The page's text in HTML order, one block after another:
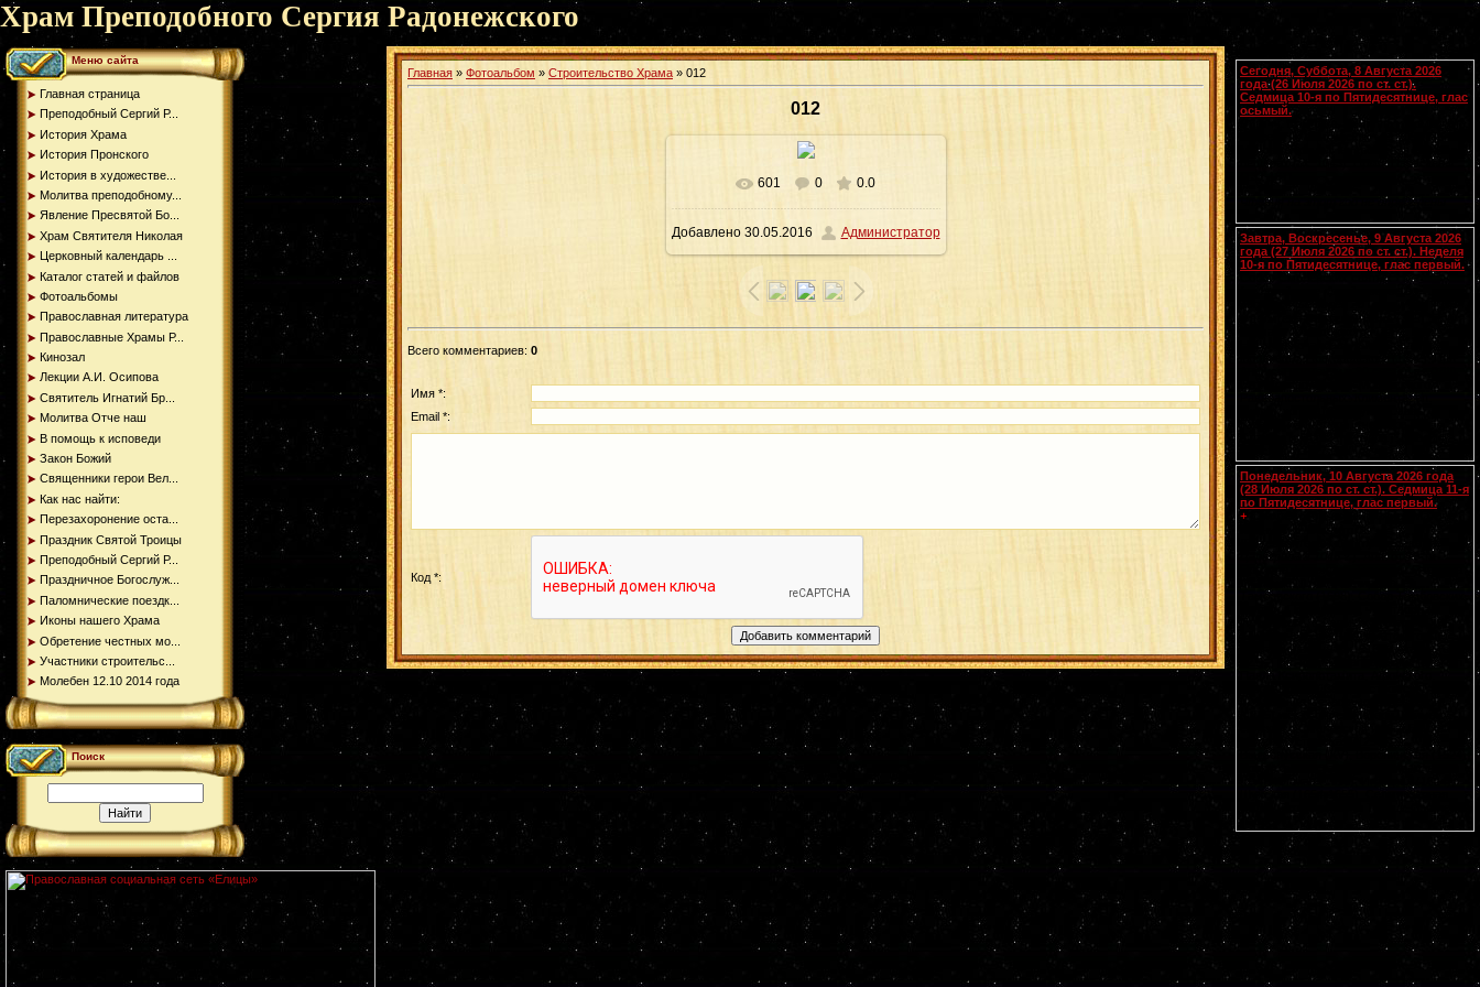
Храм Преподобного Сергия Радонежского
Меню сайта
Главная страница
Преподобный Сергий Р...
История Храма
История Пронского
История в художестве...
Молитва преподобному...
Явление Пресвятой Бо...
Храм Святителя Николая
Церковный календарь ...
Каталог статей и файлов
Фотоальбомы
Православная литература
Православные Храмы Р...
Кинозал
Лекции А.И. Осипова
Святитель Игнатий Бр...
Молитва Отче наш
В помощь к исповеди
Закон Божий
Священники герои Вел...
Как нас найти:
Перезахоронение оста...
Праздник Святой Троицы
Преподобный Сергий Р...
Праздничное Богослуж...
Паломнические поездк...
Иконы нашего Храма
Обретение честных мо...
Участники строительс...
Молебен 12.10 2014 года
Поиск
Главная » Фотоальбом » Строительство Храма » 012
012
В реальном размере 1600x1065
394.2Kb
601 0 0.0
Добавлено30.05.2016 Администратор
Всего комментариев: 0
Имя *:
Email *:
Код *:
Сегодня, Суббота, 8 Августа 2026
года (26 Июля 2026 по ст. ст.).
Седмица 10-я по Пятидесятнице, глас
осьмый.
Сщмчч. Ермолая, Ермиппа и Ермократа,
иереев Никомидийских (ок. 305). Прп.
Моисея Угрина, Печерского, в Ближних
пещерах (ок. 1043). Прмц. Параскевы
Чтения на этот год не определены
Завтра, Воскресенье, 9 Августа 2026
года (27 Июля 2026 по ст. ст.). Неделя
10-я по Пятидесятнице, глас первый.
Собор Смоленских святых
[.:]
Пантелеимона
Германа Аляскинского (1837). Блж.
Николая Кочанова, Христа ради
юродивого, Новгородского (1392). Прп.
Равноапостольных: Климента, еп.
Горазда и Ангеляра, учеников свв.
Кирилла и Мефодия (Болг.
Христодула (1777) (
Греч.
Понедельник, 10 Августа 2026 года
(28 Июля 2026 по ст. ст.). Седмица 11-я
по Пятидесятнице, глас первый.
+
Смоленской
иконы Божией Матери,
именуемой Одигитрия
(Путеводительница) (
принесена из
Царьграда в 1046 г.
). Апп. от 70-ти
диаконов (I). Свт. Питирима, еп.
Тамбовского (1698). Собор Тамбовских
Печерского, в Дальних пещерах (XIII-
XIV). Мчч. Иулиана Далматского (II),
Евстафия воина (ок. 316) и Акакия (ок.
321). Прп. Ирины, Каппадокийской. Прп.
Павла Ксиропотамита, Афонского.
и Умиление Серафимо-Дивеевской
(1885) икон Божией Матери. Чтимые
списки со Смоленской иконы Божией
Матери: Устюжская (1290),
Выдропусская (XV), Воронинская (1524),
(XVI), Югская (1615), Игрицкая (1624),
Лавре) (1730).